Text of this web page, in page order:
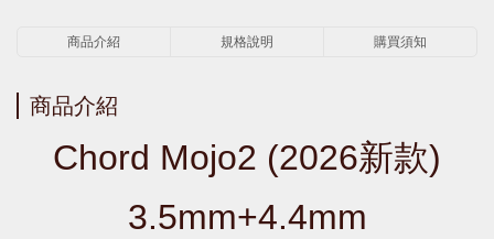
商品介紹 規格說明 購買須知
商品介紹
Chord Mojo2 (2026新款)
3.5mm+4.4mm